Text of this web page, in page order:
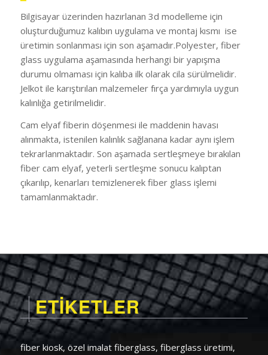
Bilgisayar üzerinden hazırlanan 3d modelleme için
oluşturduğumuz kalıbın uygulama ve montaj kısmı ise
üretimin sonlanması için son aşamadır.Polyester, fiber
glass uygulama aşamasında herhangi bir yapışma
durumu olmaması için kalıba ilk olarak cila sürülmelidir.
Jelkot ile karıştırılan malzemeler fırça yardımıyla uygun
kalınlığa getirilmelidir.
Cam elyaf fiberin döşenmesi ile maddenin havası
alınmakta, istenilen kalınlık sağlanana kadar aynı işlem
tekrarlanmaktadır. Son aşamada sertleşmeye bırakılan
fiber cam elyaf, yeterli sertleşme sonucu kalıptan
çıkarılıp, kenarları temizlenerek fiber glass işlemi
tamamlanmaktadır.
ETİKETLER
fiber kiosk, özel imalat fiberglass, fiberglass üretimi,